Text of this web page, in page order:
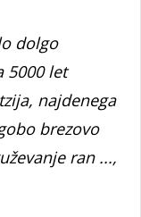
dolgo
5000 let
najdenega
brezovo
ran ...,